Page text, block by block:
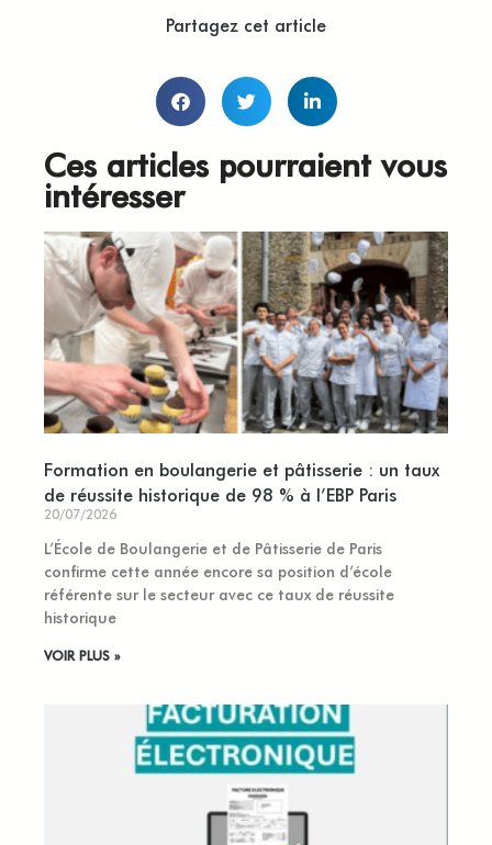
Partagez cet article
Ces articles pourraient vous
intéresser
Formation en boulangerie et pâtisserie : un taux
de réussite historique de 98 % à l’EBP Paris
20/07/2026
L’École de Boulangerie et de Pâtisserie de Paris
confirme cette année encore sa position d’école
référente sur le secteur avec ce taux de réussite
historique
VOIR PLUS »